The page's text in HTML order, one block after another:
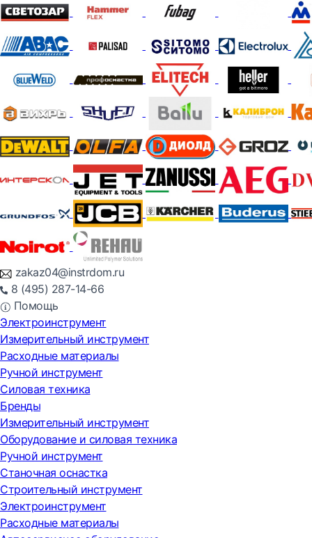
zakaz04@instrdom.ru
8 (495) 287-14-66
Помощь
Электроинструмент
Измерительный инструмент
Расходные материалы
Ручной инструмент
Силовая техника
Бренды
Измерительный инструмент
Оборудование и силовая техника
Ручной инструмент
Станочная оснастка
Строительный инструмент
Электроинструмент
Расходные материалы